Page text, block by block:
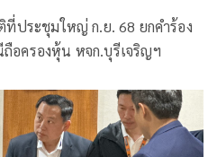
ที่ประชุมใหญ่ ก.ย. 68 ยกคำร้อง
อครองหุ้น หจก.บุรีเจริญฯ